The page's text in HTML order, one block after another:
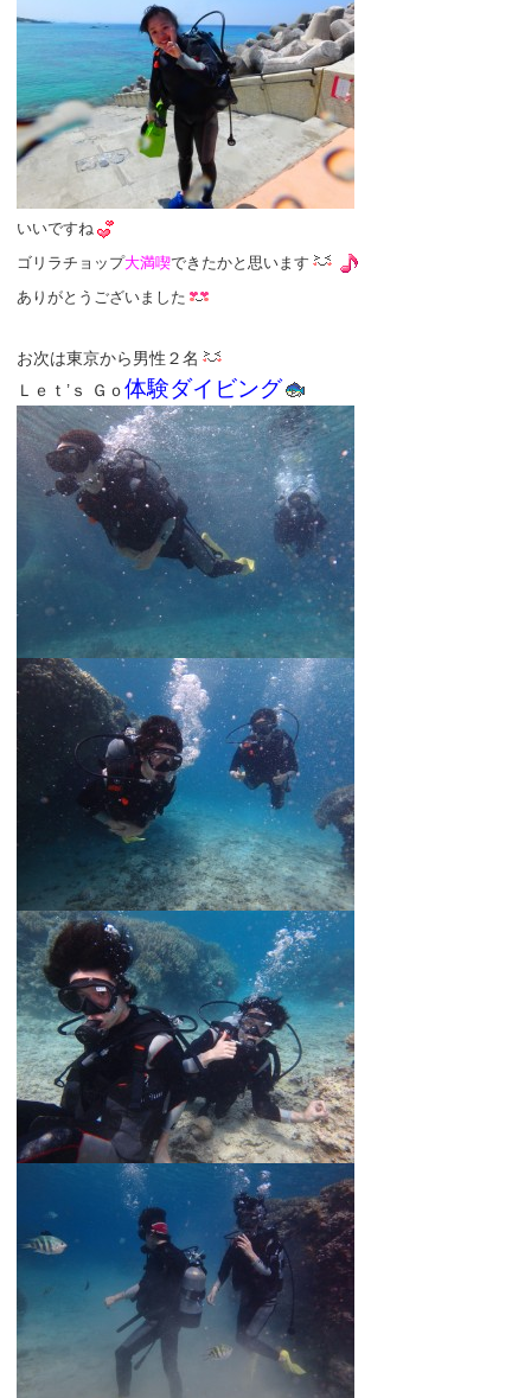
いいですね
ゴリラチョップ大満喫できたかと思います
ありがとうございました
お次は東京から男性２名
Ｌｅｔ’ｓ Ｇｏ体験ダイビング